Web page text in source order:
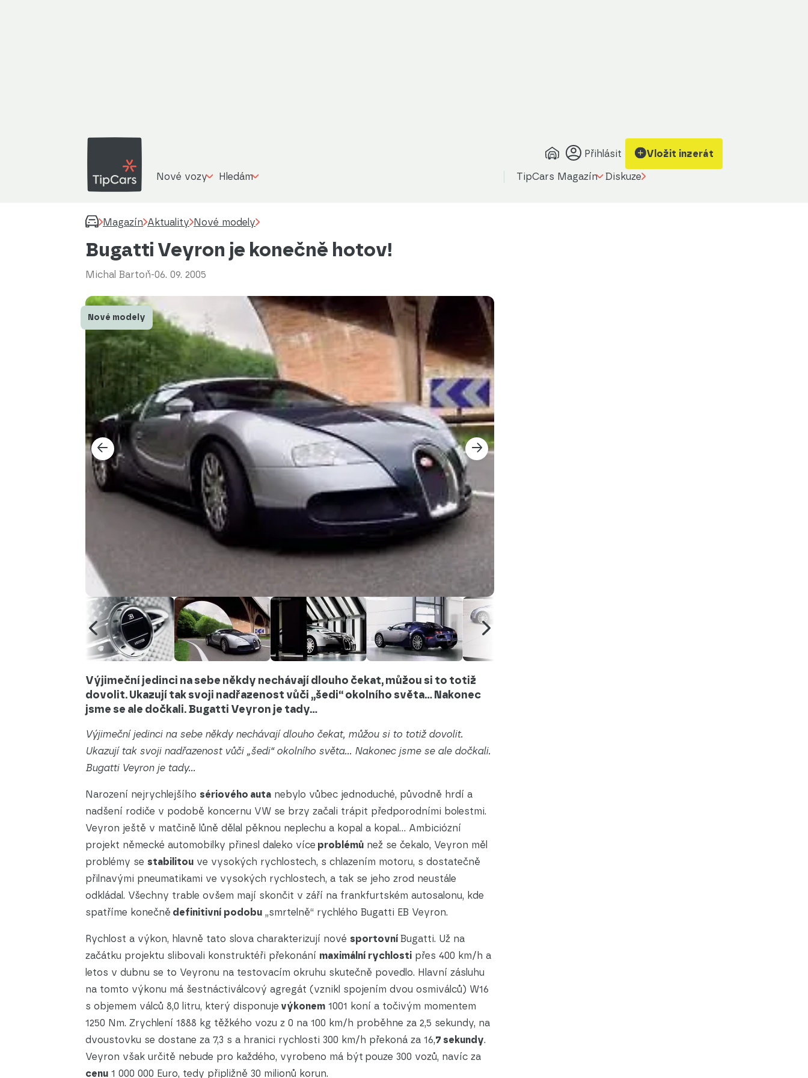
Přihlásit Vložit inzerát
Nové vozy Hledám TipCars Magazín Diskuze
Magazín Aktuality Nové modely
Bugatti Veyron je konečně hotov!
Michal Bartoň-06. 09. 2005
Nové modely
Výjimeční jedinci na sebe někdy nechávají dlouho čekat, můžou si to totiž
dovolit. Ukazují tak svoji nadřazenost vůči „šedi“ okolního světa… Nakonec
jsme se ale dočkali. Bugatti Veyron je tady…
Výjimeční jedinci na sebe někdy nechávají dlouho čekat, můžou si to totiž dovolit.
Ukazují tak svoji nadřazenost vůči „šedi“ okolního světa… Nakonec jsme se ale dočkali.
Bugatti Veyron je tady…
Narození nejrychlejšího sériového auta nebylo vůbec jednoduché, původně hrdí a
nadšení rodiče v podobě koncernu VW se brzy začali trápit předporodními bolestmi.
Veyron ještě v matčině lůně dělal pěknou neplechu a kopal a kopal… Ambiciózní
projekt německé automobilky přinesl daleko více problémů než se čekalo, Veyron měl
problémy se stabilitou ve vysokých rychlostech, s chlazením motoru, s dostatečně
přilnavými pneumatikami ve vysokých rychlostech, a tak se jeho zrod neustále
odkládal. Všechny trable ovšem mají skončit v září na frankfurtském autosalonu, kde
spatříme konečně definitivní podobu „smrtelně“ rychlého Bugatti EB Veyron.
Rychlost a výkon, hlavně tato slova charakterizují nové sportovní Bugatti. Už na
začátku projektu slibovali konstruktéři překonání maximální rychlosti přes 400 km/h a
letos v dubnu se to Veyronu na testovacím okruhu skutečně povedlo. Hlavní zásluhu
na tomto výkonu má šestnáctiválcový agregát (vznikl spojením dvou osmiválců) W16
s objemem válců 8,0 litru, který disponuje výkonem 1001 koní a točivým momentem
1250 Nm. Zrychlení 1888 kg těžkého vozu z 0 na 100 km/h proběhne za 2,5 sekundy, na
dvoustovku se dostane za 7,3 s a hranici rychlosti 300 km/h překoná za 16,7 sekundy.
Veyron však určitě nebude pro každého, vyrobeno má být pouze 300 vozů, navíc za
cenu 1 000 000 Euro, tedy připližně 30 milionů korun.